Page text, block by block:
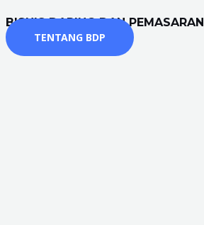
BISNIS DARING DAN PEMASARAN
TENTANG BDP